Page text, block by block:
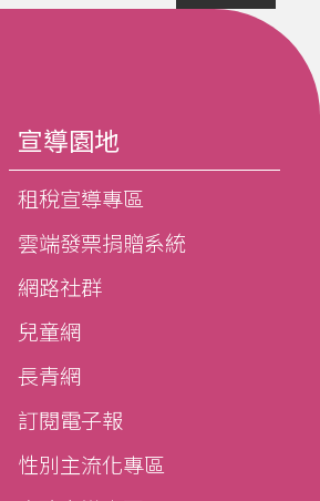
宣導園地
租稅宣導專區
雲端發票捐贈系統
網路社群
兒童網
長青網
訂閱電子報
性別主流化專區